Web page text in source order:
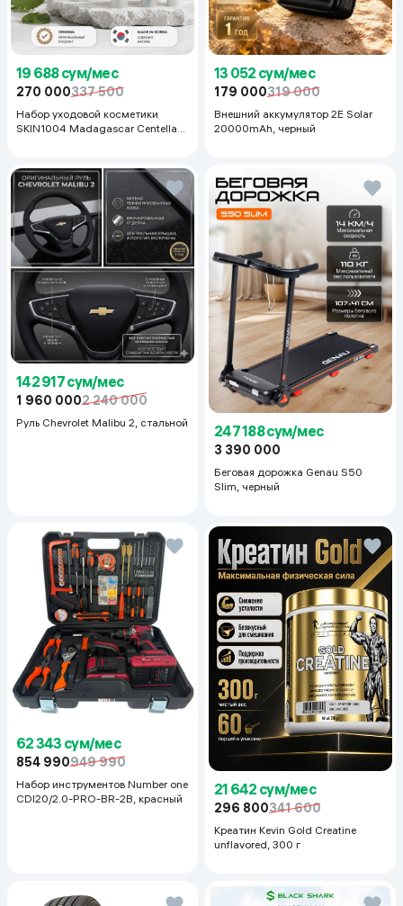
19 688 сум/мес
270 000337 500
Набор уходовой косметики
SKIN1004 Madagascar Centella
13 052 сум/мес
179 000319 000
Внешний аккумулятор 2E Solar
20000mAh, черный
142 917 сум/мес
1 960 0002 240 000
Руль Chevrolet Malibu 2, cтальной
247 188 сум/мес
3 390 000
Беговая дорожка Genau S50
Slim, черный
62 343 сум/мес
854 990949 990
Набор инструментов Number one
CDI20/2.0-PRO-BR-2B, красный
21 642 сум/мес
296 800341 600
Креатин Kevin Gold Creatine
unflavored, 300 г